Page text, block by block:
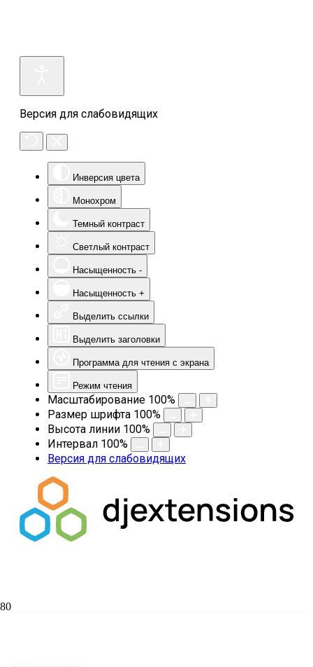
Версия для слабовидящих
Инверсия цвета
Монохром
Темный контраст
Светлый контраст
Насыщенность -
Насыщенность +
Выделить ссылки
Выделить заголовки
Программа для чтения с экрана
Режим чтения
Масштабирование 100%
Размер шрифта 100%
Высота линии 100%
Интервал 100%
Версия для слабовидящих